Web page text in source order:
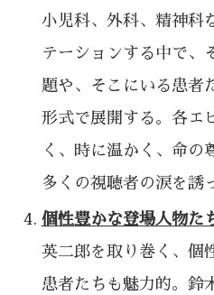
小児科、外科、精神科
テーションする中で、
題や、そこにいる患者
形式で展開する。各エ
く、時に温かく、命の
多くの視聴者の涙を誘
個性豊かな登場人物た
英二郎を取り巻く、個
患者たちも魅力的。鈴